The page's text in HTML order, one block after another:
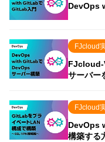
DevOps
FJcloud
FJcloud-
サーバー
FJcloud
DevOps
構築する